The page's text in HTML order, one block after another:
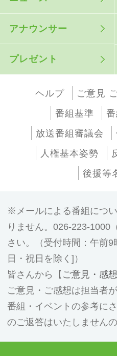
アナウンサー
プレゼント
ヘルプ ご意見
番組基準
放送番組審議会
人権基本姿勢
後援等
メールによる番組につ
りません。026-223-1000
さい。（受付時間：午前9
日・祝日を除く]）
皆さんから【 ご意見・感
ご意見・ご感想は担当者
番組・イベントの参考に
のご返答はいたしません